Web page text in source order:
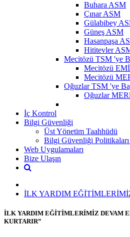
Buhara ASM
Çınar ASM
Gülabibey
Güneş ASM
Hasanpaşa
Hititevler
Mecitözü TSM 'ye
Mecitözü
Mecitözü
Oğuzlar TSM 'ye
Oğuzlar
İç Kontrol
Bilgi Güvenliği
Üst Yönetim Taahhüdü
Bilgi Güvenliği
Web Uygulamaları
Bize Ulaşın
İLK YARDIM
İLK YARDIM EĞİTİMLERİMİZ DEVAM
KURTARIR”